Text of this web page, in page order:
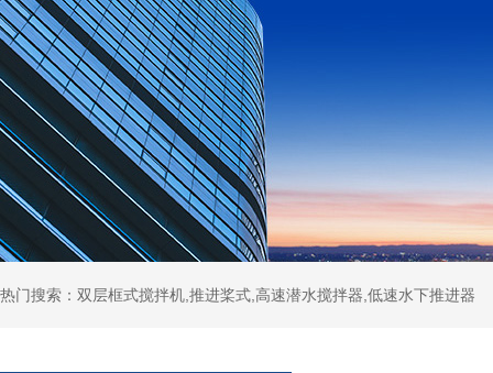
热门搜索：双层框式搅拌机,推进桨式,高速潜水搅拌器,低速水下推进器